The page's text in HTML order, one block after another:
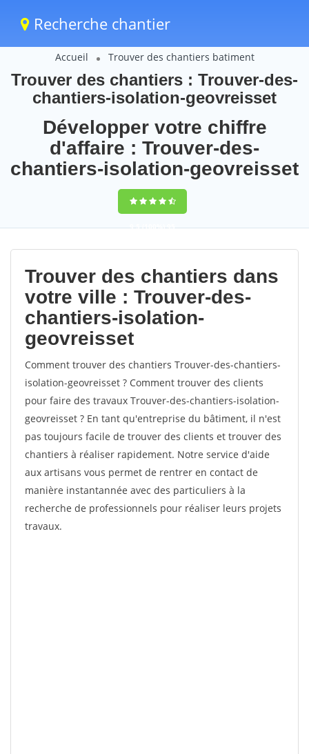
Recherche chantier
Accueil Trouver des chantiers batiment
Trouver des chantiers : Trouver-des-
chantiers-isolation-geovreisset
Développer votre chiffre
d'affaire : Trouver-des-
chantiers-isolation-geovreisset
9,5(100%)95
votes
Trouver des chantiers dans
votre ville : Trouver-des-
chantiers-isolation-
geovreisset
Comment trouver des chantiers Trouver-des-chantiers-
isolation-geovreisset ? Comment trouver des clients
pour faire des travaux Trouver-des-chantiers-isolation-
geovreisset ? En tant qu'entreprise du bâtiment, il n'est
pas toujours facile de trouver des clients et trouver des
chantiers à réaliser rapidement. Notre service d'aide
aux artisans vous permet de rentrer en contact de
manière instantannée avec des particuliers à la
recherche de professionnels pour réaliser leurs projets
travaux.